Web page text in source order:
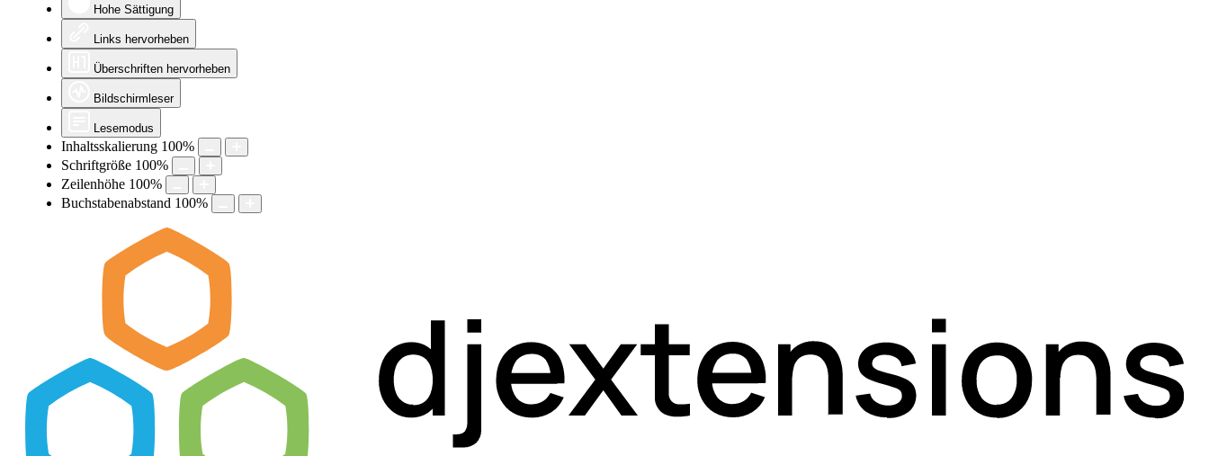
Hohe Sättigung
Links hervorheben
Überschriften hervorheben
Bildschirmleser
Lesemodus
Inhaltsskalierung 100%
Schriftgröße 100%
Zeilenhöhe 100%
Buchstabenabstand 100%